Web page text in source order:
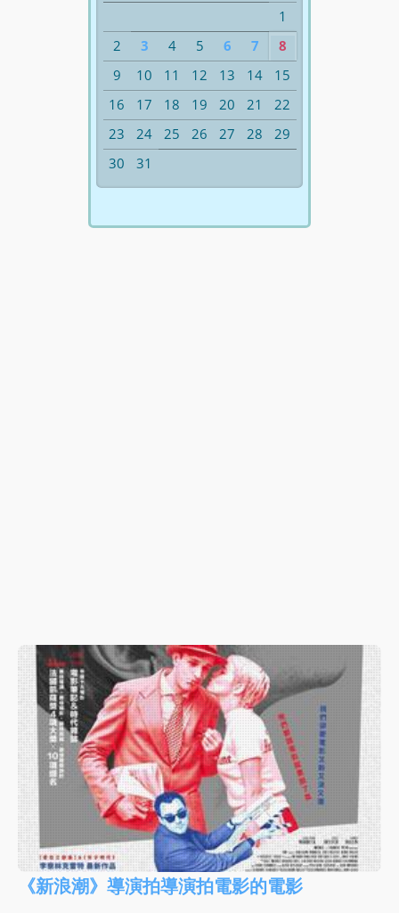
1
2
3 4 5 6 7
8
9
10 11 12 13 14
15
16
17 18 19 20 21
22
23
24 25 26 27 28
29
30
31
《新浪潮》導演拍導演拍電影的電影